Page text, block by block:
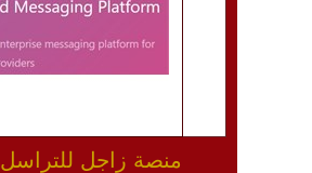
منصة زاجل للتراسل